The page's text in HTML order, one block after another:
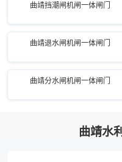
曲靖挡潮闸机闸一体闸门
曲靖退水闸机闸一体闸门
曲靖分水闸机闸一体闸门
曲靖水